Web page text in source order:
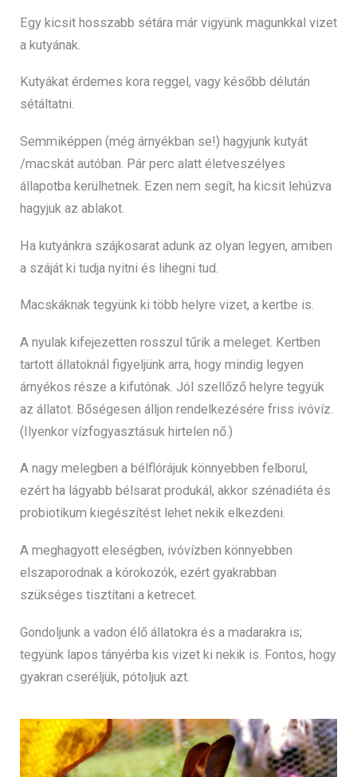
Egy kicsit hosszabb sétára már vigyünk magunkkal vizet
a kutyának.
Kutyákat érdemes kora reggel, vagy később délután
sétáltatni.
Semmiképpen (még árnyékban se!) hagyjunk kutyát
/macskát autóban. Pár perc alatt életveszélyes
állapotba kerülhetnek. Ezen nem segít, ha kicsit lehúzva
hagyjuk az ablakot.
Ha kutyánkra szájkosarat adunk az olyan legyen, amiben
a száját ki tudja nyitni és lihegni tud.
Macskáknak tegyünk ki több helyre vizet, a kertbe is.
A nyulak kifejezetten rosszul tűrik a meleget. Kertben
tartott állatoknál figyeljünk arra, hogy mindig legyen
árnyékos része a kifutónak. Jól szellőző helyre tegyük
az állatot. Bőségesen álljon rendelkezésére friss ivóvíz.
(Ilyenkor vízfogyasztásuk hirtelen nő.)
A nagy melegben a bélflórájuk könnyebben felborul,
ezért ha lágyabb bélsarat produkál, akkor szénadiéta és
probiotikum kiegészítést lehet nekik elkezdeni.
A meghagyott eleségben, ivóvízben könnyebben
elszaporodnak a kórokozók, ezért gyakrabban
szükséges tisztítani a ketrecet.
Gondoljunk a vadon élő állatokra és a madarakra is;
tegyünk lapos tányérba kis vizet ki nekik is. Fontos, hogy
gyakran cseréljük, pótoljuk azt.